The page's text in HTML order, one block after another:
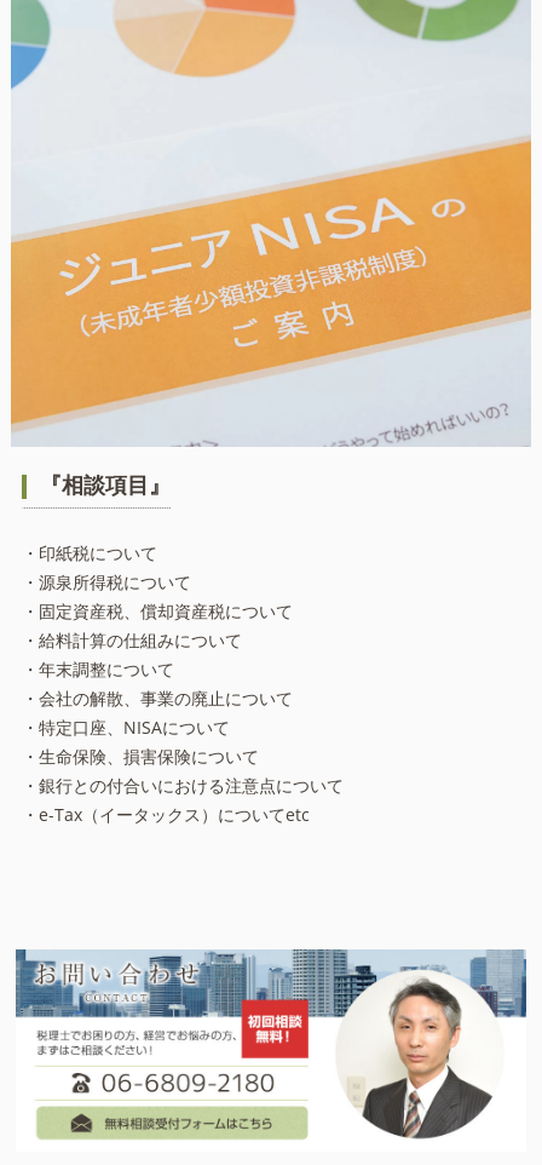
『相談項目』
・印紙税について
・源泉所得税について
・固定資産税、償却資産税について
・給料計算の仕組みについて
・年末調整について
・会社の解散、事業の廃止について
・特定口座、NISAについて
・生命保険、損害保険について
・銀行との付合いにおける注意点について
・e‐Tax（イータックス）についてetc